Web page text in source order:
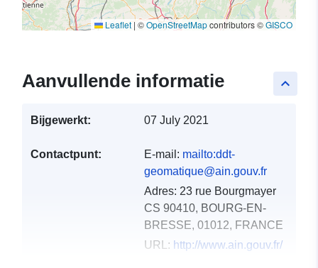
Leaflet | ©OpenStreetMapcontributors ©GISCO
keyboard_arrow_up
Aanvullende informatie
Bijgewerkt: 07 July 2021
Contactpunt: E-mail: mailto:ddt-
geomatique@ain.gouv.fr
Adres: 23 rue Bourgmayer
CS 90410, BOURG-EN-
BRESSE, 01012, FRANCE
URL: http://www.ain.gouv.fr/